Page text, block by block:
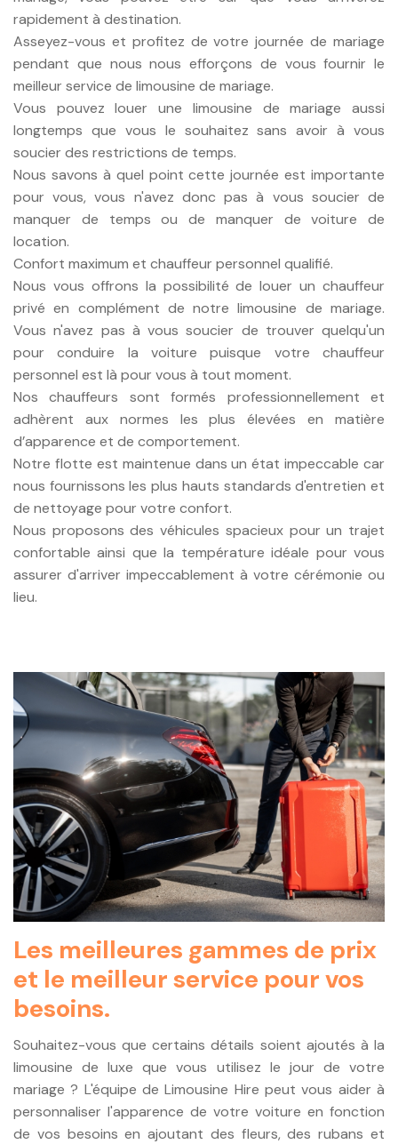
rapidement à destination.
Asseyez-vous et profitez de votre journée de mariage
pendant que nous nous efforçons de vous fournir le
meilleur service de limousine de mariage.
Vous pouvez louer une limousine de mariage aussi
longtemps que vous le souhaitez sans avoir à vous
soucier des restrictions de temps.
Nous savons à quel point cette journée est importante
pour vous, vous n'avez donc pas à vous soucier de
manquer de temps ou de manquer de voiture de
location.
Confort maximum et chauffeur personnel qualifié.
Nous vous offrons la possibilité de louer un chauffeur
privé en complément de notre limousine de mariage.
Vous n'avez pas à vous soucier de trouver quelqu'un
pour conduire la voiture puisque votre chauffeur
personnel est là pour vous à tout moment.
Nos chauffeurs sont formés professionnellement et
adhèrent aux normes les plus élevées en matière
d’apparence et de comportement.
Notre flotte est maintenue dans un état impeccable car
nous fournissons les plus hauts standards d'entretien et
de nettoyage pour votre confort.
Nous proposons des véhicules spacieux pour un trajet
confortable ainsi que la température idéale pour vous
assurer d'arriver impeccablement à votre cérémonie ou
lieu.
Les meilleures gammes de prix
et le meilleur service pour vos
besoins.
Souhaitez-vous que certains détails soient ajoutés à la
limousine de luxe que vous utilisez le jour de votre
mariage ? L'équipe de Limousine Hire peut vous aider à
personnaliser l'apparence de votre voiture en fonction
de vos besoins en ajoutant des fleurs, des rubans et